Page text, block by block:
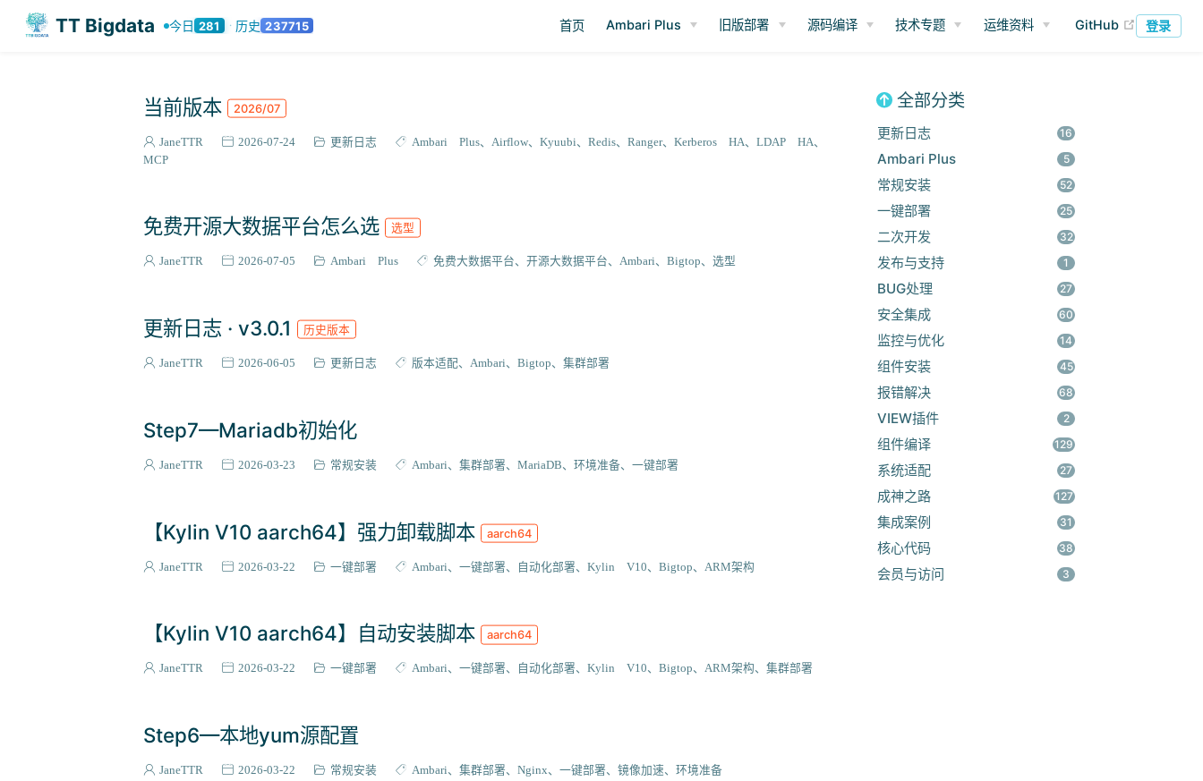
TT Bigdata 今日 281 · 历史 237715 首页 Ambari Plus 旧版部署 源码编译 技术专题 运维资料 GitHub (opens
登录
当前版本 2026/07
JaneTTR 2026-07-24 更新日志 Ambari Plus Airflow Kyuubi Redis Ranger Kerberos HA
LDAP HA
MCP
免费开源大数据平台怎么选 选型
JaneTTR 2026-07-05 Ambari Plus 免费大数据平台 开源大数据平台 Ambari Bigtop 选型
更新日志 · v3.0.1 历史版本
JaneTTR 2026-06-05 更新日志 版本适配 Ambari Bigtop 集群部署
Step7—Mariadb初始化
JaneTTR 2026-03-23 常规安装 Ambari 集群部署 MariaDB 环境准备 一键部署
【Kylin V10 aarch64】强力卸载脚本 aarch64
JaneTTR 2026-03-22 一键部署 Ambari 一键部署 自动化部署 Kylin V10 Bigtop ARM架构
【Kylin V10 aarch64】自动安装脚本 aarch64
JaneTTR 2026-03-22 一键部署 Ambari 一键部署 自动化部署 Kylin V10 Bigtop ARM架构 集群部署
Step6—本地yum源配置
JaneTTR 2026-03-22 常规安装 Ambari 集群部署 Nginx 一键部署 镜像加速 环境准备
全部分类
更新日志
16
Ambari Plus 5
常规安装 52
一键部署 25
二次开发 32
发布与支持 1
BUG处理 27
安全集成 60
监控与优化 14
组件安装 45
报错解决 68
VIEW插件 2
组件编译 129
系统适配 27
成神之路 127
集成案例 31
核心代码 38
会员与访问 3